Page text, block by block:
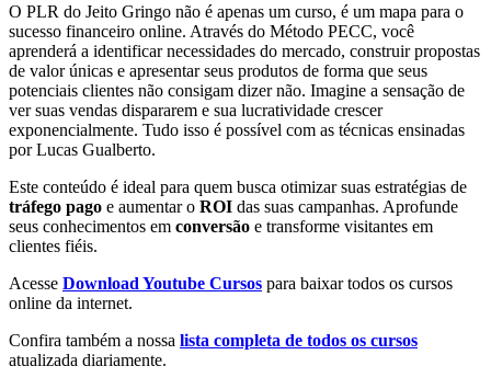
O PLR do Jeito Gringo não é apenas um curso, é um mapa para o
sucesso financeiro online. Através do Método PECC, você
aprenderá a identificar necessidades do mercado, construir propostas
de valor únicas e apresentar seus produtos de forma que seus
potenciais clientes não consigam dizer não. Imagine a sensação de
ver suas vendas dispararem e sua lucratividade crescer
exponencialmente. Tudo isso é possível com as técnicas ensinadas
por Lucas Gualberto.
Este conteúdo é ideal para quem busca otimizar suas estratégias de
tráfego pago e aumentar o ROI das suas campanhas. Aprofunde
seus conhecimentos em conversão e transforme visitantes em
clientes fiéis.
Acesse Download Youtube Cursos para baixar todos os cursos
online da internet.
Confira também a nossa lista completa de todos os cursos
atualizada diariamente.